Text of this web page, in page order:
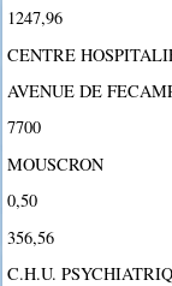
1247,96
CENTRE
AVENUE DE
7700
MOUSCRON
0,50
356,56
C.H.U.